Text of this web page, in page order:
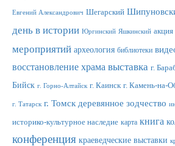
Евгений Александрович Шегарский
день в истории Юргинский Яшкинский акция
мероприятий археология библиотеки
восстановление храма выставка г.
Бийск г. Горно-Алтайск г. Каинск г. Камень-на-
г. Татарск г. Томск деревянное зодчество
историко-культурное наследие карта книга
конференция краеведческие выставки